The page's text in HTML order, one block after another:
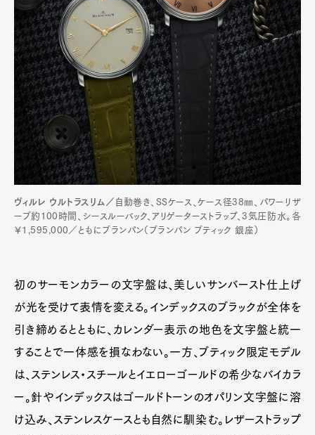
ヴィルレ ウルトラスリム／ 自動巻き、SSケース、ケース径38㎜、パワーリザ
ーブ約100時間、シースルーバック、アリゲーターストラップ、3気圧防水。各
￥1,595,000／ともにブランパン（ブランパン ブティック 銀座）
初のサーモンカラーの文字盤は、美しいサンバースト仕上げ
が光を受けて表情を変える。インデックスのブラックが全体を
引き締めるとともに、カレンダー表示の地色を文字盤と統一
することで一体感を損なわない。一方、ブティック限定モデル
は、ステンレス・スチールとイエローゴールドの希少なバイカラ
ー。針やインデックスはゴールドトーンのオパリン文字盤に溶
け込み、ステンレスケースとも自然に馴染む。レザーストラップ